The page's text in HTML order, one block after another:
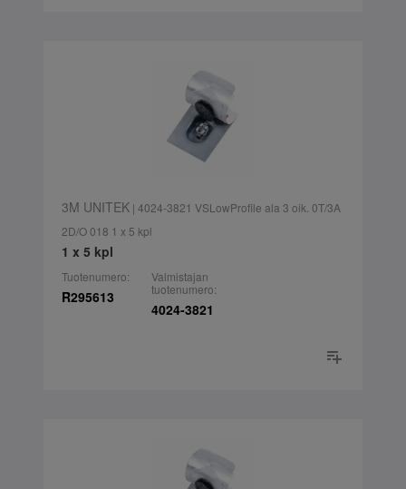
3M UNITEK| 4024-3821 VSLowProfile ala 3 oik. 0T/3A
2D/O 018 1 x 5 kpl
1 x 5 kpl
Tuotenumero:
R295613
Valmistajan
tuotenumero:
4024-3821